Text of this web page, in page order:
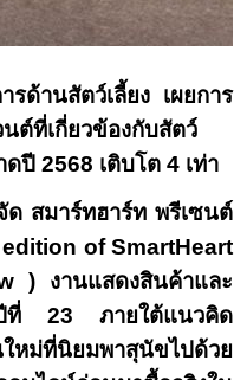
ด้านสัตว์เลี้ยง เผยการ
นต์ที่เกี่ยวข้องกับสัตว์
ดปี 2568 เติบโต 4 เท่า
ด สมาร์ทฮาร์ท พรีเซนต์
of SmartHeart
) งานแสดงสินค้าและ
ปีที่ 23 ภายใต้แนวคิด
หม่ที่นิยมพาสุนัขไปด้วย